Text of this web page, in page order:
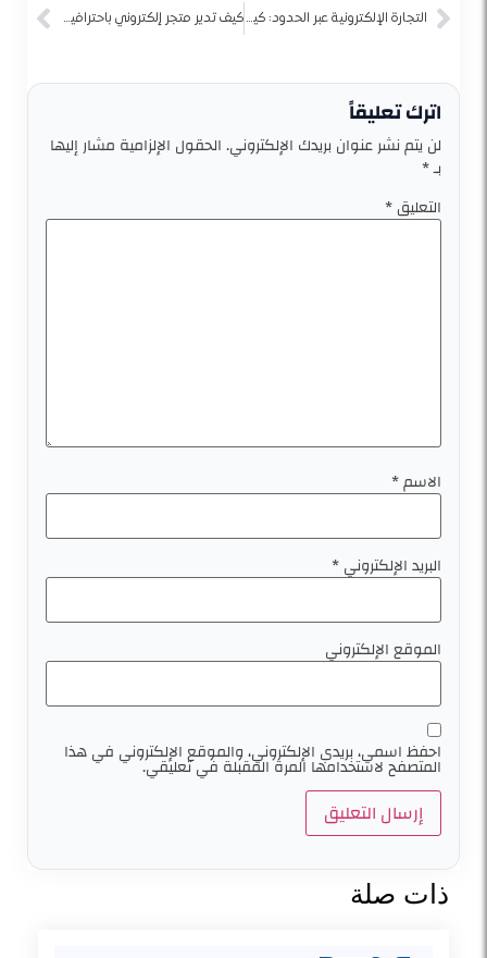
التجارة الإلكترونية عبر الحدود: كيفية التوسع إلى الأسواق الدولية كيف تدير متجر إلكتروني باحترافية وتتفوق على المنافسين؟
اترك تعليقاً
لن يتم نشر عنوان بريدك الإلكتروني.الحقول الإلزامية مشار إليها
بـ*
التعليق*
الاسم*
البريد الإلكتروني*
الموقع الإلكتروني
احفظ اسمي، بريدي الإلكتروني، والموقع الإلكتروني في هذا
المتصفح لاستخدامها المرة المقبلة في تعليقي.
ذات صلة